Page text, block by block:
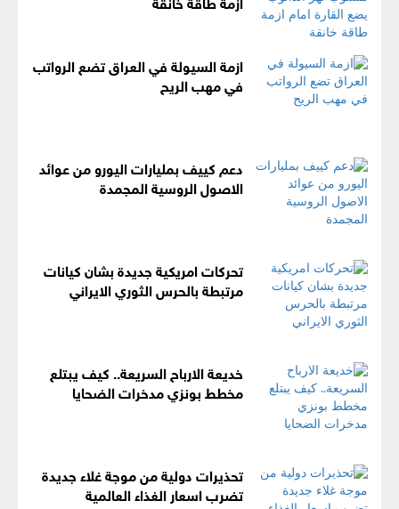
ازمة السيولة في العراق تضع الرواتب
في مهب الريح
دعم كييف بمليارات اليورو من عوائد
الاصول الروسية المجمدة
تحركات امريكية جديدة بشان كيانات
مرتبطة بالحرس الثوري الايراني
خديعة الارباح السريعة.. كيف يبتلع
مخطط بونزي مدخرات الضحايا
تحذيرات دولية من موجة غلاء جديدة
تضرب اسعار الغذاء العالمية